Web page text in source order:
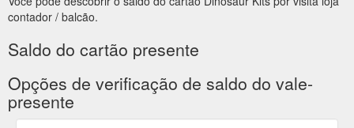
contador / balcão.
Saldo do cartão presente
Opções de verificação de saldo do vale-
presente